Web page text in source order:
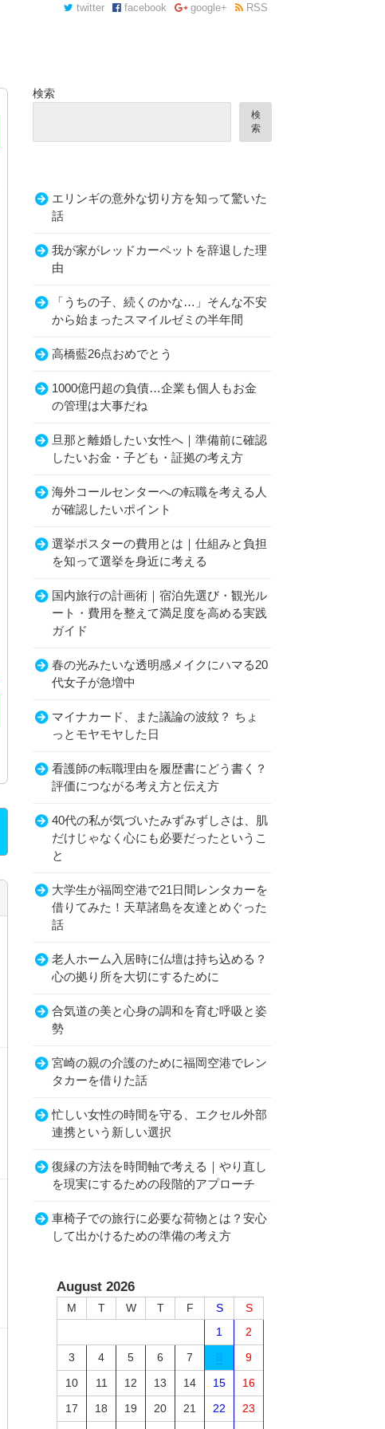
twitter facebook google+ RSS
検索
検
索
エリンギの意外な切り方を知って驚いた
話
我が家がレッドカーペットを辞退した理
由
「うちの子、続くのかな…」そんな不安
から始まったスマイルゼミの半年間
高橋藍26点おめでとう
1000億円超の負債…企業も個人もお金
の管理は大事だね
旦那と離婚したい女性へ｜準備前に確認
したいお金・子ども・証拠の考え方
海外コールセンターへの転職を考える人
が確認したいポイント
選挙ポスターの費用とは｜仕組みと負担
を知って選挙を身近に考える
国内旅行の計画術｜宿泊先選び・観光ル
ート・費用を整えて満足度を高める実践
ガイド
春の光みたいな透明感メイクにハマる20
代女子が急増中
マイナカード、また議論の波紋？ ちょ
っとモヤモヤした日
看護師の転職理由を履歴書にどう書く？
評価につながる考え方と伝え方
40代の私が気づいたみずみずしさは、肌
だけじゃなく心にも必要だったというこ
と
大学生が福岡空港で21日間レンタカーを
借りてみた！天草諸島を友達とめぐった
話
老人ホーム入居時に仏壇は持ち込める？
心の拠り所を大切にするために
合気道の美と心身の調和を育む呼吸と姿
勢
宮崎の親の介護のために福岡空港でレン
タカーを借りた話
忙しい女性の時間を守る、エクセル外部
連携という新しい選択
復縁の方法を時間軸で考える｜やり直し
を現実にするための段階的アプローチ
車椅子での旅行に必要な荷物とは？安心
して出かけるための準備の考え方
August 2026
M T W T F S
S
1
2
3
4 5 6 7 8
9
10
11 12 13 14 15
16
17
18 19 20 21 22
23